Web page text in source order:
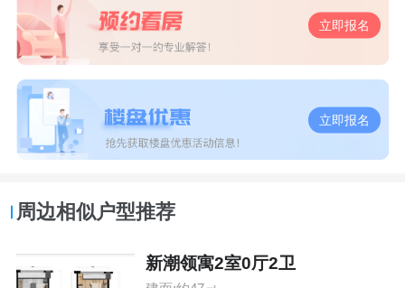
立即报名
立即报名
周边相似户型推荐
新潮领寓2室0厅2卫